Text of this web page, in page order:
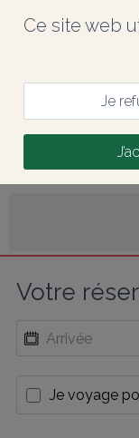
Ce site web
Je
Votre
Je voyage